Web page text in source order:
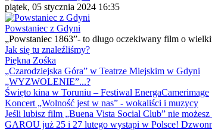
piątek, 05 stycznia 2024 16:35
Powstaniec z Gdyni
„Powstaniec 1863”- to długo oczekiwany film o
Jak się tu znaleźliśmy?
Piękna Zośka
„Czarodziejska Góra” w Teatrze Miejskim w Gdyni
„WYZWOLENIE”...?
Święto kina w Toruniu – Festiwal EnergaCamerimage
Koncert „Wolność jest w nas” - wokaliści i muzycy
Jeśli lubisz film „Buena Vista Social Club” nie
GAROU już 25 i 27 lutego wystąpi w Polsce!